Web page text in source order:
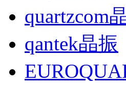
quartzcom
qantek晶振